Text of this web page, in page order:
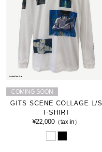
COMING SOON
GITS SCENE COLLAGE L/S
T-SHIRT
¥22,000 （tax in）